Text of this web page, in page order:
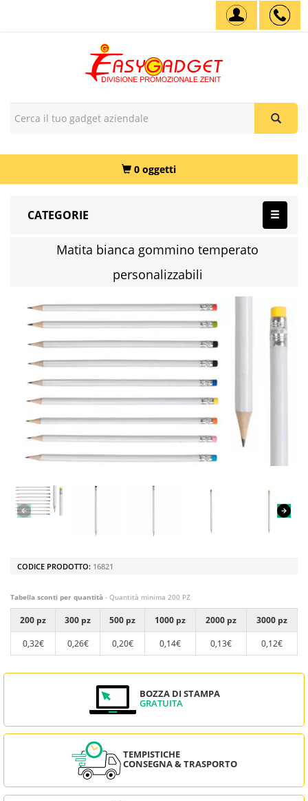
0 oggetti
CATEGORIE
Matita bianca gommino temperato
personalizzabili
CODICE PRODOTTO: 16821
Tabella sconti per quantità - Quantità minima 200 PZ
200 pz 300 pz 500 pz 1000 pz 2000 pz
3000 pz
0,32€
0,26€ 0,20€ 0,14€ 0,13€ 0,12€
BOZZA DI STAMPA
GRATUITA
TEMPISTICHE
CONSEGNA & TRASPORTO